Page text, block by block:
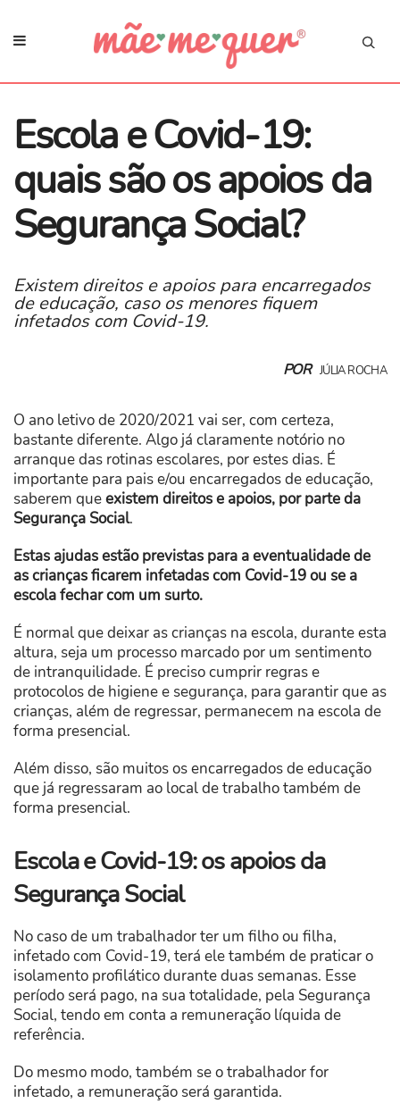
Escola e Covid-19:
quais são os apoios da
Segurança Social?
Existem direitos e apoios para encarregados
de educação, caso os menores fiquem
infetados com Covid-19.
POR JÚLIA ROCHA
O ano letivo de 2020/2021 vai ser, com certeza,
bastante diferente. Algo já claramente notório no
arranque das rotinas escolares, por estes dias. É
importante para pais e/ou encarregados de educação,
saberem queexistem direitos e apoios, por parte da
Segurança Social.
Estas ajudas estão previstas para a eventualidade de
as crianças ficarem infetadas com Covid-19 ou se a
escola fechar com um surto.
É normal que deixar as crianças na escola, durante esta
altura, seja um processo marcado por um sentimento
de intranquilidade. É preciso cumprir regras e
protocolos de higiene e segurança, para garantir que as
crianças, além de regressar, permanecem na escola de
forma presencial.
Além disso, são muitos os encarregados de educação
que já regressaram ao local de trabalho também de
forma presencial.
Escola e Covid-19: os apoios da
Segurança Social
No caso de um trabalhador ter um filho ou filha,
infetado com Covid-19, terá ele também de praticar o
isolamento profilático durante duas semanas. Esse
período será pago, na sua totalidade, pela Segurança
Social, tendo em conta a remuneração líquida de
referência.
Do mesmo modo, também se o trabalhador for
infetado, a remuneração será garantida.